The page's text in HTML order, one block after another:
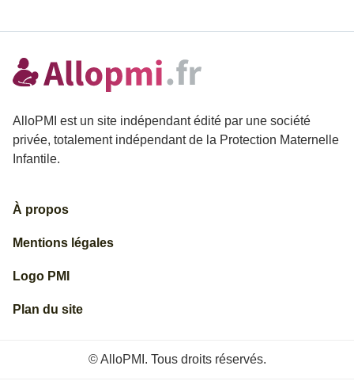
AlloPMI est un site indépendant édité par une société
privée, totalement indépendant de la Protection Maternelle
Infantile.
© AlloPMI. Tous droits réservés.
À propos
Mentions légales
Logo PMI
Plan du site